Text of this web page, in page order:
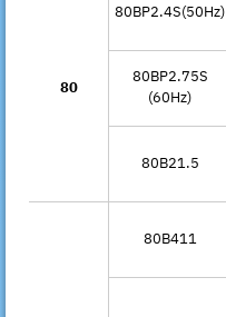
80
80BP2.4S(50Hz)
80BP2.75S
(60Hz)
80B21.5
80B411